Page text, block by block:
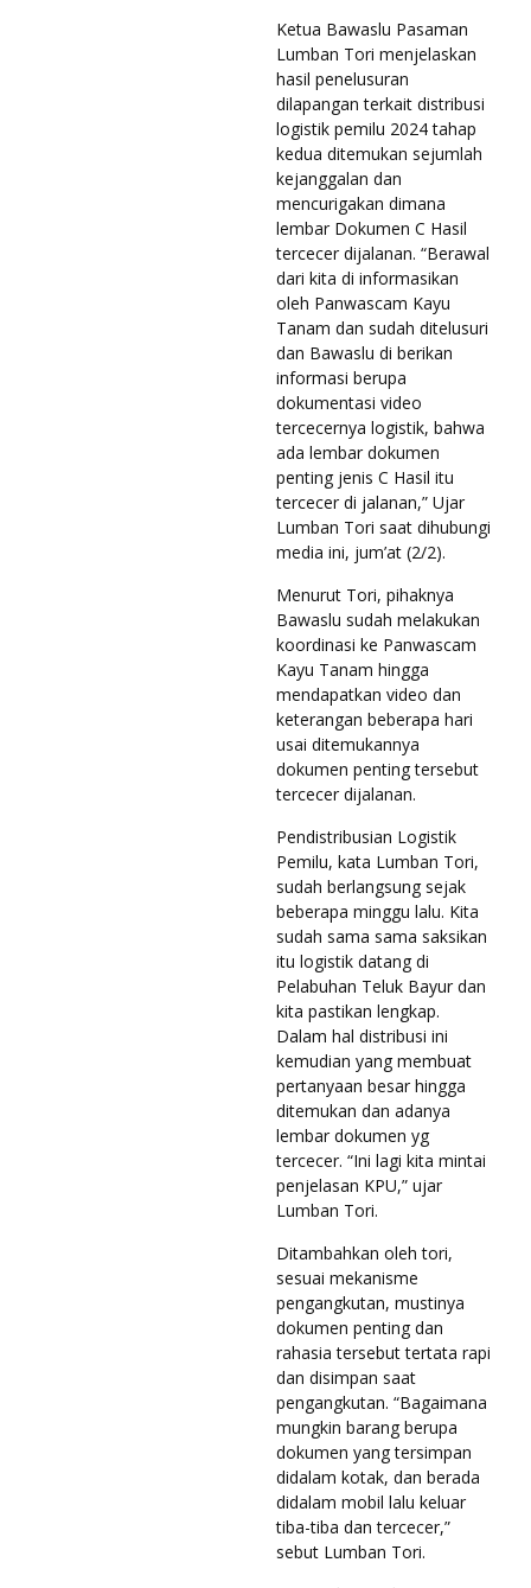
Ketua Bawaslu Pasaman
Lumban Tori menjelaskan
hasil penelusuran
dilapangan terkait distribusi
logistik pemilu 2024 tahap
kedua ditemukan sejumlah
kejanggalan dan
mencurigakan dimana
lembar Dokumen C Hasil
tercecer dijalanan. “Berawal
dari kita di informasikan
oleh Panwascam Kayu
Tanam dan sudah ditelusuri
dan Bawaslu di berikan
informasi berupa
dokumentasi video
tercecernya logistik, bahwa
ada lembar dokumen
penting jenis C Hasil itu
tercecer di jalanan,” Ujar
Lumban Tori saat dihubungi
media ini, jum’at (2/2).
Menurut Tori, pihaknya
Bawaslu sudah melakukan
koordinasi ke Panwascam
Kayu Tanam hingga
mendapatkan video dan
keterangan beberapa hari
usai ditemukannya
dokumen penting tersebut
tercecer dijalanan.
Pendistribusian Logistik
Pemilu, kata Lumban Tori,
sudah berlangsung sejak
beberapa minggu lalu. Kita
sudah sama sama saksikan
itu logistik datang di
Pelabuhan Teluk Bayur dan
kita pastikan lengkap.
Dalam hal distribusi ini
kemudian yang membuat
pertanyaan besar hingga
ditemukan dan adanya
lembar dokumen yg
tercecer. “Ini lagi kita mintai
penjelasan KPU,” ujar
Lumban Tori.
Ditambahkan oleh tori,
sesuai mekanisme
pengangkutan, mustinya
dokumen penting dan
rahasia tersebut tertata rapi
dan disimpan saat
pengangkutan. “Bagaimana
mungkin barang berupa
dokumen yang tersimpan
didalam kotak, dan berada
didalam mobil lalu keluar
tiba-tiba dan tercecer,”
sebut Lumban Tori.